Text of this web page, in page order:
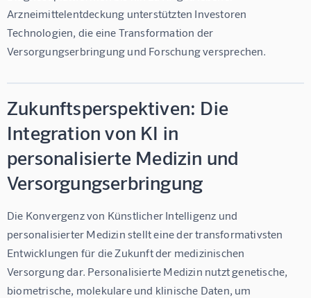
Arzneimittelentdeckung unterstützten Investoren
Technologien, die eine Transformation der
Versorgungserbringung und Forschung versprechen.
Zukunftsperspektiven: Die
Integration von KI in
personalisierte Medizin und
Versorgungserbringung
Die Konvergenz von Künstlicher Intelligenz und
personalisierter Medizin stellt eine der transformativsten
Entwicklungen für die Zukunft der medizinischen
Versorgung dar. Personalisierte Medizin nutzt genetische,
biometrische, molekulare und klinische Daten, um